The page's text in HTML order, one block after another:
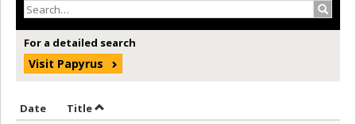
For a detailed search
Visit Papyrus
Date Sort by date in ascending order
TitleSort by title in ascending order